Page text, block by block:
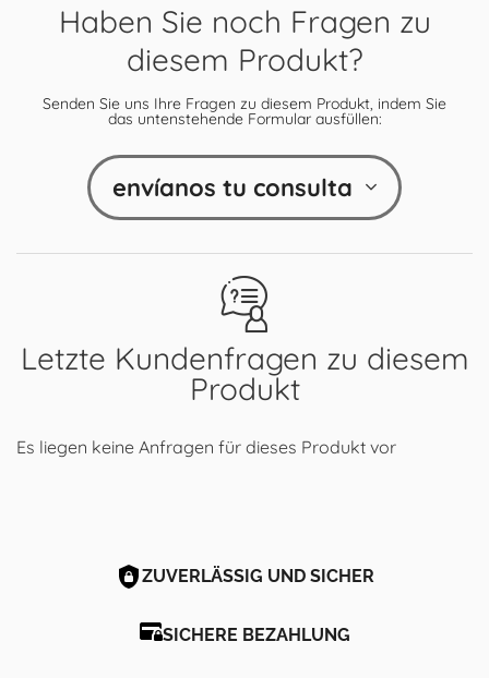
Letzte Kundenfragen zu diesem
Produkt
Es liegen keine Anfragen für dieses Produkt vor
Haben Sie noch Fragen zu
diesem Produkt?
Senden Sie uns Ihre Fragen zu diesem Produkt, indem Sie
das untenstehende Formular ausfüllen:
envíanos tu consulta
ZUVERLÄSSIG UND SICHER
SICHERE BEZAHLUNG